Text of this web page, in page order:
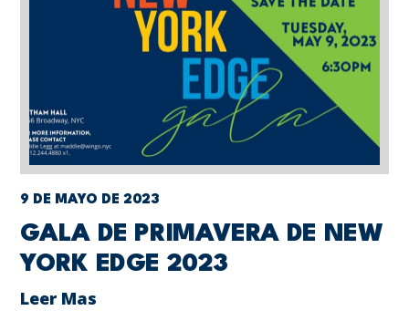
9 DE MAYO DE 2023
GALA DE PRIMAVERA DE NEW
YORK EDGE 2023
Leer Mas